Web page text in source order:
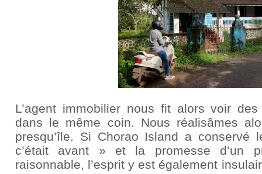
L’agent immobilier nous fit alors voir
dans le même coin. Nous réalisâmes
presqu’île. Si Chorao Island a conservé
c’était avant » et la promesse d’un
raisonnable, l’esprit y est également